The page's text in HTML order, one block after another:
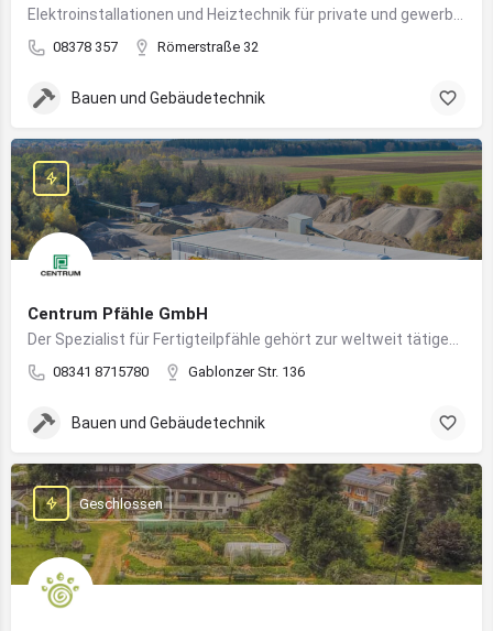
08378 357 Römerstraße 32
Bauen und Gebäudetechnik
Centrum Pfähle GmbH
08341 8715780 Gablonzer Str. 136
Bauen und Gebäudetechnik
Geschlossen